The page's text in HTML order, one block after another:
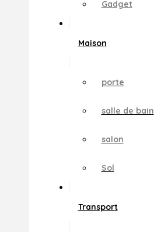
Gadget
Maison
porte
salle de bain
salon
Sol
Transport